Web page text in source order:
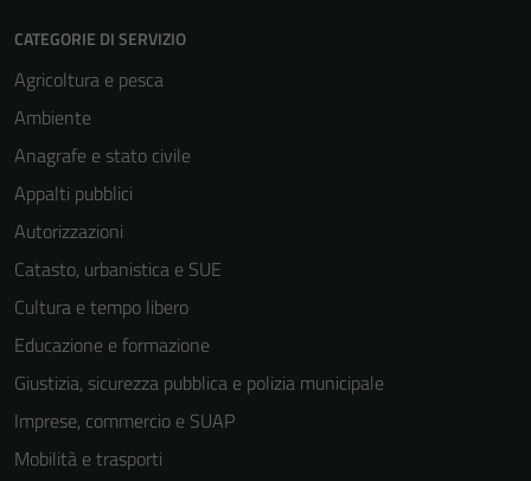
CATEGORIE DI SERVIZIO
Agricoltura e pesca
Ambiente
Anagrafe e stato civile
Appalti pubblici
Autorizzazioni
Catasto, urbanistica e SUE
Cultura e tempo libero
Educazione e formazione
Giustizia, sicurezza pubblica e polizia municipale
Imprese, commercio e SUAP
Mobilità e trasporti